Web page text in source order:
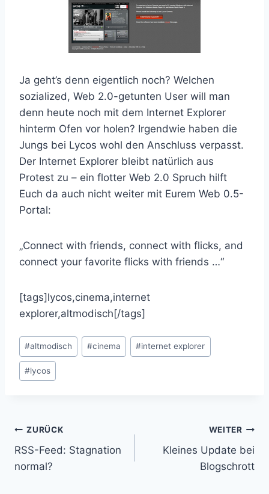
Ja geht’s denn eigentlich noch? Welchen
sozialized, Web 2.0-getunten User will man
denn heute noch mit dem Internet Explorer
hinterm Ofen vor holen? Irgendwie haben die
Jungs bei Lycos wohl den Anschluss verpasst.
Der Internet Explorer bleibt natürlich aus
Protest zu – ein flotter Web 2.0 Spruch hilft
Euch da auch nicht weiter mit Eurem Web 0.5-
Portal:
„Connect with friends, connect with flicks, and
connect your favorite flicks with friends …“
[tags]lycos,cinema,internet
explorer,altmodisch[/tags]
Schlagworte:
#altmodisch #cinema #internet explorer
#lycos
Beitragsnavigation
ZURÜCK
RSS-Feed: Stagnation
normal?
WEITER
Kleines Update bei
Blogschrott